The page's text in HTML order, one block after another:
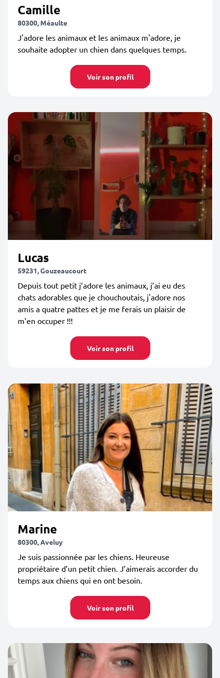
Camille
80300, Méaulte
J'adore les animaux et les animaux m'adore, je
souhaite adopter un chien dans quelques temps.
Voir son profil
Lucas
59231, Gouzeaucourt
Depuis tout petit j’adore les animaux, j’ai eu des
chats adorables que je chouchoutais, j'adore nos
amis a quatre pattes et je me ferais un plaisir de
m’en occuper !!!
Voir son profil
Marine
80300, Aveluy
Je suis passionnée par les chiens. Heureuse
propriétaire d’un petit chien. J’aimerais accorder du
temps aux chiens qui en ont besoin.
Voir son profil